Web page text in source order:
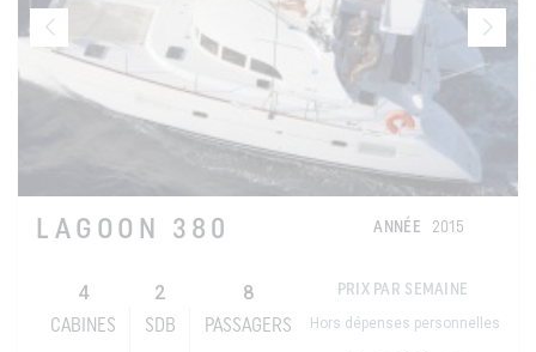
LAGOON 380 ANNÉE 2015
4
CABINES
2
SDB
8
PASSAGERS
PRIX PAR SEMAINE
Hors dépenses personnelles